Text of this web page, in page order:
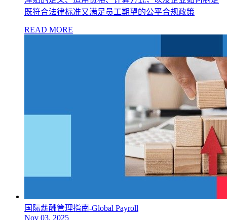
既符合法律标准又满足员工期望的公平合规政策
READ MORE
国际薪酬管理指南-Global Payroll
Nov 03, 2025